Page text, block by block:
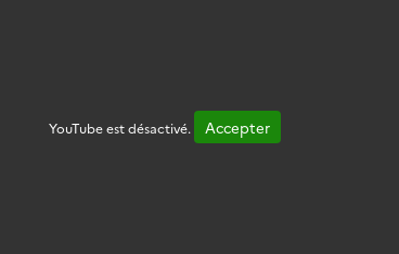
YouTube est désactivé. Accepter